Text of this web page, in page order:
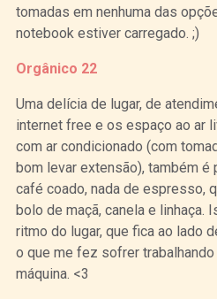
tomadas em nenhuma das
notebook estiver carregado. ;)
Orgânico 22
Uma delícia de lugar, de
internet free e os espaço ao ar
com ar condicionado (com
bom levar extensão), também
café coado, nada de espresso,
bolo de maçã, canela e linhaça.
ritmo do lugar, que fica ao lado
o que me fez sofrer
máquina. <3